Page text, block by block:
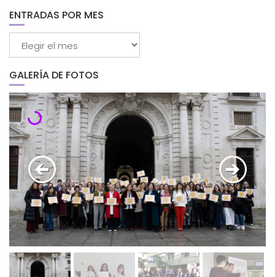
ENTRADAS POR MES
GALERÍA DE FOTOS